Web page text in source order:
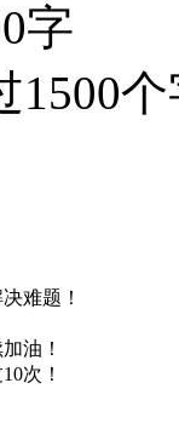
字
1500
难题！
油！
次！